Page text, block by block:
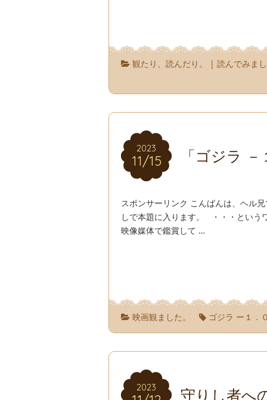
観たり、読んだり。 |読んでみまし
2023
11/15
2023
11/15 「ゴジラ －
スポンサーリンク こんばんは、ヘル
しで本題に入ります。 ・・・という
映像媒体で鑑賞して …
映画観ました。 ゴジラ ー１．０
2023
2023 守りし者へ